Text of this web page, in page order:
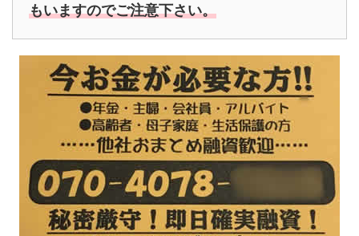
もいますのでご注意下さい。